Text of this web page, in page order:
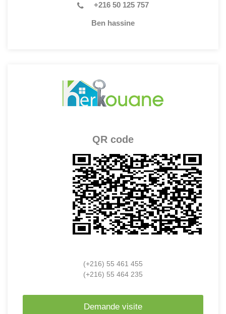
+216 50 125 757
Ben hassine
QR code
(+216) 55 461 455
(+216) 55 464 235
Demande visite